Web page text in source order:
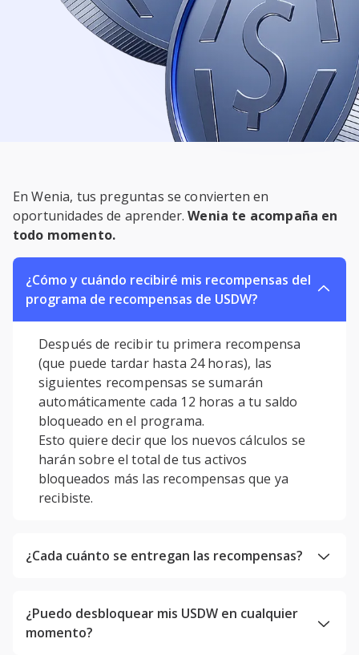
En Wenia, tus preguntas se convierten en
oportunidades de aprender.Wenia te acompaña en
todo momento.
¿Cómo y cuándo recibiré mis recompensas del
programa de recompensas de USDW?
Después de recibir tu primera recompensa
(que puede tardar hasta 24 horas), las
siguientes recompensas se sumarán
automáticamente cada 12 horas a tu saldo
bloqueado en el programa.
Esto quiere decir que los nuevos cálculos se
harán sobre el total de tus activos
bloqueados más las recompensas que ya
recibiste.
¿Cada cuánto se entregan las recompensas?
¿Puedo desbloquear mis USDW en cualquier
momento?